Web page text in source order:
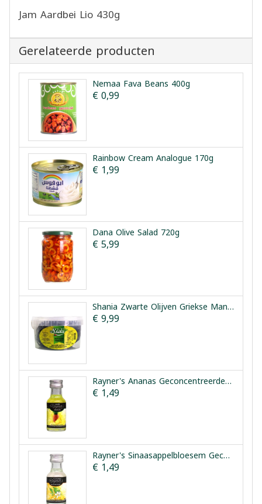
Jam Aardbei Lio 430g
Gerelateerde producten
Nemaa Fava Beans 400g
€ 0,99
Rainbow Cream Analogue 170g
€ 1,99
Dana Olive Salad 720g
€ 5,99
Shania Zwarte Olijven Griekse Manier 1.5kg
€ 9,99
Rayner's Ananas Geconcentreerde Smaakessentie 25ml
€ 1,49
Rayner's Sinaasappelbloesem Geconcentreerde Smaakessentie 28ml
€ 1,49